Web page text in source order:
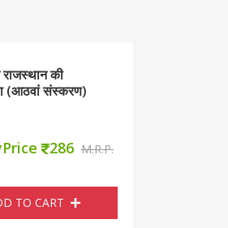
पुस्तक)
राजस्थान की
(आठवां संस्करण)
286 M.R.P.
TO CART